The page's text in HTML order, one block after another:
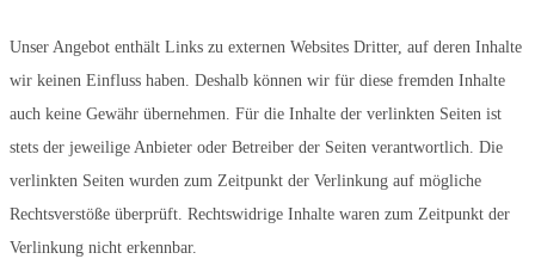
Unser Angebot enthält Links zu externen Websites Dritter, auf deren Inhalte
wir keinen Einfluss haben. Deshalb können wir für diese fremden Inhalte
auch keine Gewähr übernehmen. Für die Inhalte der verlinkten Seiten ist
stets der jeweilige Anbieter oder Betreiber der Seiten verantwortlich. Die
verlinkten Seiten wurden zum Zeitpunkt der Verlinkung auf mögliche
Rechtsverstöße überprüft. Rechtswidrige Inhalte waren zum Zeitpunkt der
Verlinkung nicht erkennbar.